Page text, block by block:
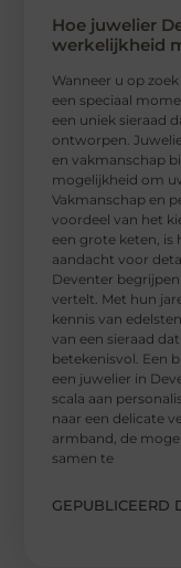
Hoe juwelier
werkelijkheid
Wanneer u op
een speciaal
een uniek sieraad
ontworpen.
en vakmanschap
mogelijkheid om
Vakmanschap en
voordeel van het
een grote keten, is
aandacht voor
Deventer
vertelt. Met hun
kennis van
van een sieraad
betekenisvol. Een
een juwelier in
scala aan
naar een delicate
armband, de
samen te
GEPUBLICEERD